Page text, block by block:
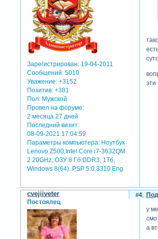
Зарегистрирован: 19-04-2011
Сообщений: 5010
Уважение: +3152
Позитив: +381
Пол: Мужской
Провел на форуме:
2 месяца 27 дней
Последний визит:
08-09-2021 17:04:59
Параметры компьютера: Ноутбук
Lenovo Z500,Intel Core i7-3632QM
2.20GHz, ОЗУ 8 Гб DDR3, 1Тб,
Windows 8(64). PSP 5.0.3310 Eng
эти
4
cvejiiveter
Постоялец
у
а